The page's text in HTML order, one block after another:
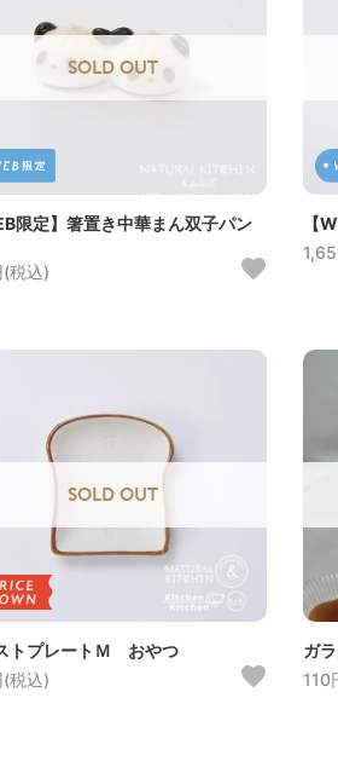
SOLD OUT
限定】箸置き中華まん双子パン
(税込)
【
SOLD OUT
トプレートＭ おやつ
(税込)
ガ
110